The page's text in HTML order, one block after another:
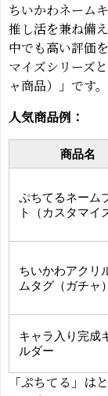
ちいかわネーム
推し活を兼ね備
中でも高い評価
マイズシリーズ
ャ商品）」です。
人気商品例：
商品名
ぷちてるネーム
ト（カスタマイ
ちいかわアクリ
ムタグ（ガチャ）
キャラ入り完成
ルダー
「ぷちてる」は